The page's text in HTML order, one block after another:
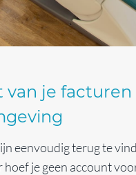
van je facturen
eenvoudig terug te
je geen account